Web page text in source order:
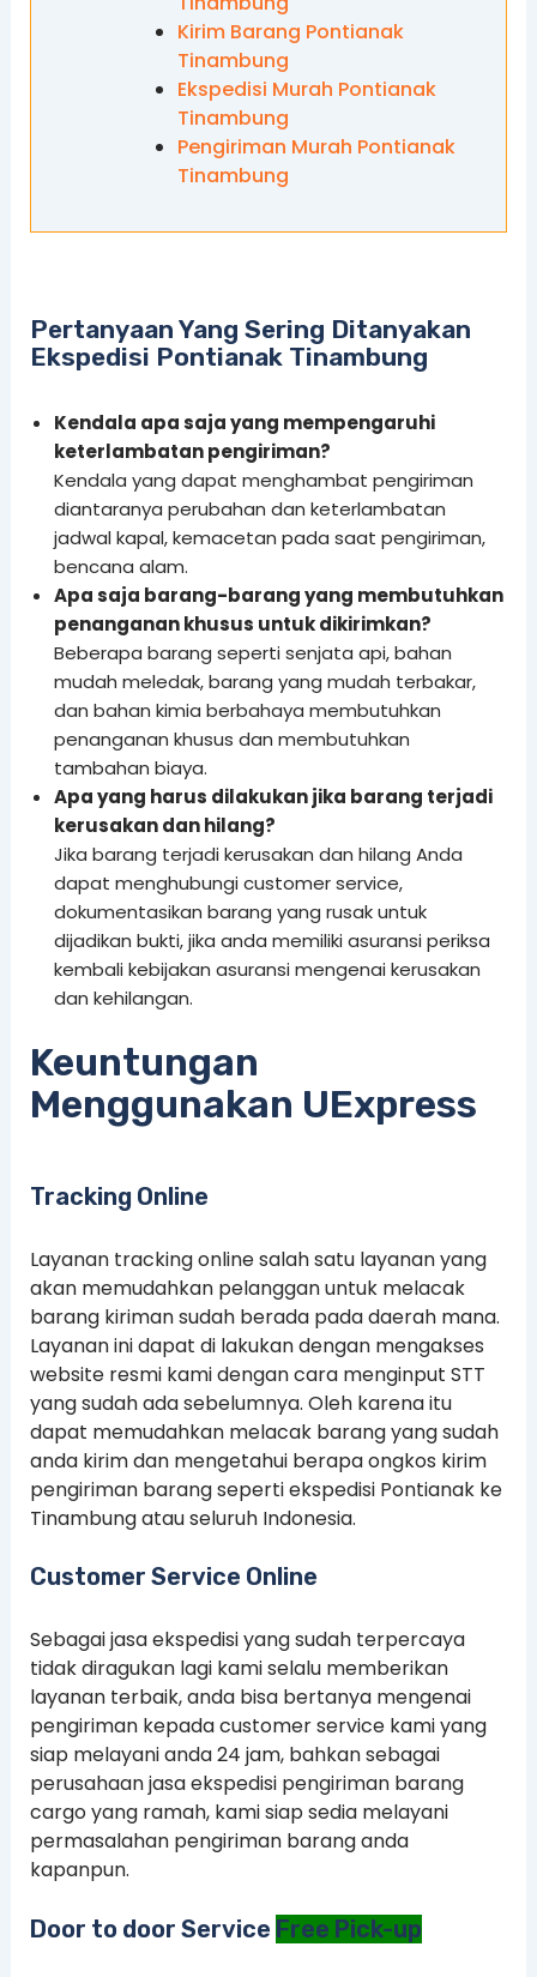
Kirim Barang Pontianak
Tinambung
Ekspedisi Murah Pontianak
Tinambung
Pengiriman Murah Pontianak
Tinambung
Pertanyaan Yang Sering Ditanyakan
Ekspedisi Pontianak Tinambung
Kendala apa saja yang mempengaruhi
keterlambatan pengiriman?
Kendala yang dapat menghambat pengiriman
diantaranya perubahan dan keterlambatan
jadwal kapal, kemacetan pada saat pengiriman,
bencana alam.
Apa saja barang-barang yang membutuhkan
penanganan khusus untuk dikirimkan?
Beberapa barang seperti senjata api, bahan
mudah meledak, barang yang mudah terbakar,
dan bahan kimia berbahaya membutuhkan
penanganan khusus dan membutuhkan
tambahan biaya.
Apa yang harus dilakukan jika barang terjadi
kerusakan dan hilang?
Jika barang terjadi kerusakan dan hilang Anda
dapat menghubungi customer service,
dokumentasikan barang yang rusak untuk
dijadikan bukti, jika anda memiliki asuransi periksa
kembali kebijakan asuransi mengenai kerusakan
dan kehilangan.
Keuntungan
Menggunakan UExpress
Tracking Online
Layanan tracking online salah satu layanan yang
akan memudahkan pelanggan untuk melacak
barang kiriman sudah berada pada daerah mana.
Layanan ini dapat di lakukan dengan mengakses
website resmi kami dengan cara menginput STT
yang sudah ada sebelumnya. Oleh karena itu
dapat memudahkan melacak barang yang sudah
anda kirim dan mengetahui berapa ongkos kirim
pengiriman barang seperti ekspedisi Pontianak ke
Tinambung atau seluruh Indonesia.
Customer Service Online
Sebagai jasa ekspedisi yang sudah terpercaya
tidak diragukan lagi kami selalu memberikan
layanan terbaik, anda bisa bertanya mengenai
pengiriman kepada customer service kami yang
siap melayani anda 24 jam, bahkan sebagai
perusahaan jasa ekspedisi pengiriman barang
cargo yang ramah, kami siap sedia melayani
permasalahan pengiriman barang anda
kapanpun.
Door to door Service Free Pick-up